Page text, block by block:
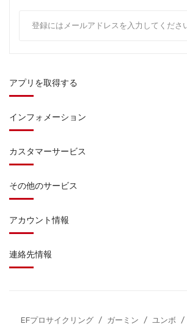
アプリを取得する
インフォメーション
カスタマーサービス
その他のサービス
アカウント情報
連絡先情報
EFプロサイクリング / ガーミン / ユンボ /